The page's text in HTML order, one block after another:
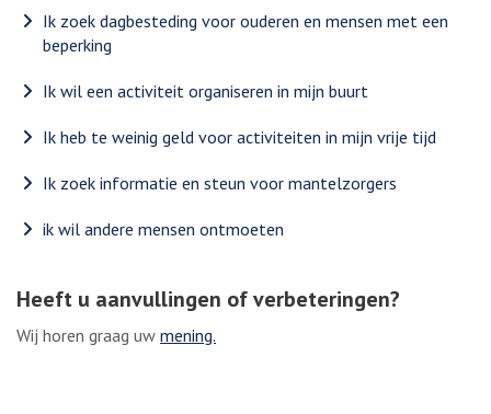
Ik zoek dagbesteding voor ouderen en mensen met een
beperking
Ik wil een activiteit organiseren in mijn buurt
Ik heb te weinig geld voor activiteiten in mijn vrije tijd
Ik zoek informatie en steun voor mantelzorgers
ik wil andere mensen ontmoeten
Heeft u aanvullingen of verbeteringen?
Wij horen graag uw mening.